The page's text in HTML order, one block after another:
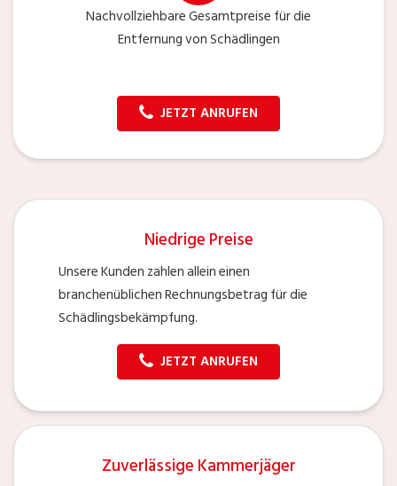
Nachvollziehbare Gesamtpreise für die
Entfernung von Schädlingen
JETZT ANRUFEN
Niedrige Preise
Unsere Kunden zahlen allein einen
branchenüblichen Rechnungsbetrag für die
Schädlingsbekämpfung.
JETZT ANRUFEN
Zuverlässige Kammerjäger